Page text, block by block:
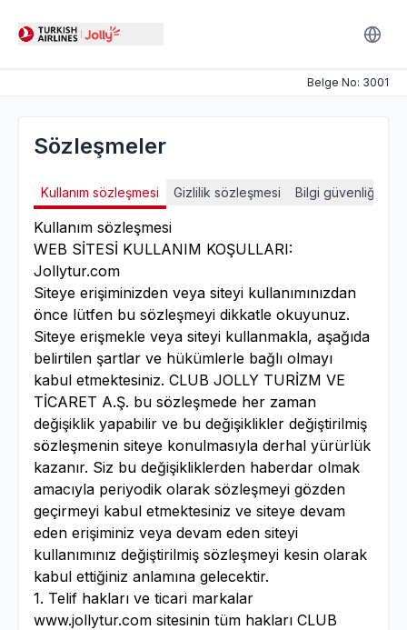
Belge No: 3001
Sözleşmeler
Kullanım sözleşmesi Gizlilik sözleşmesi Bilgi güvenliği
Kullanım sözleşmesi
WEB SİTESİ KULLANIM KOŞULLARI:
Jollytur.com
Siteye erişiminizden veya siteyi kullanımınızdan
önce lütfen bu sözleşmeyi dikkatle okuyunuz.
Siteye erişmekle veya siteyi kullanmakla, aşağıda
belirtilen şartlar ve hükümlerle bağlı olmayı
kabul etmektesiniz. CLUB JOLLY TURİZM VE
TİCARET A.Ş. bu sözleşmede her zaman
değişiklik yapabilir ve bu değişiklikler değiştirilmiş
sözleşmenin siteye konulmasıyla derhal yürürlük
kazanır. Siz bu değişikliklerden haberdar olmak
amacıyla periyodik olarak sözleşmeyi gözden
geçirmeyi kabul etmektesiniz ve siteye devam
eden erişiminiz veya devam eden siteyi
kullanımınız değiştirilmiş sözleşmeyi kesin olarak
kabul ettiğiniz anlamına gelecektir.
1. Telif hakları ve ticari markalar
www.jollytur.com sitesinin tüm hakları CLUB